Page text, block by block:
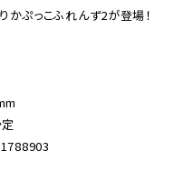
かぷっこふれんず2が登場！